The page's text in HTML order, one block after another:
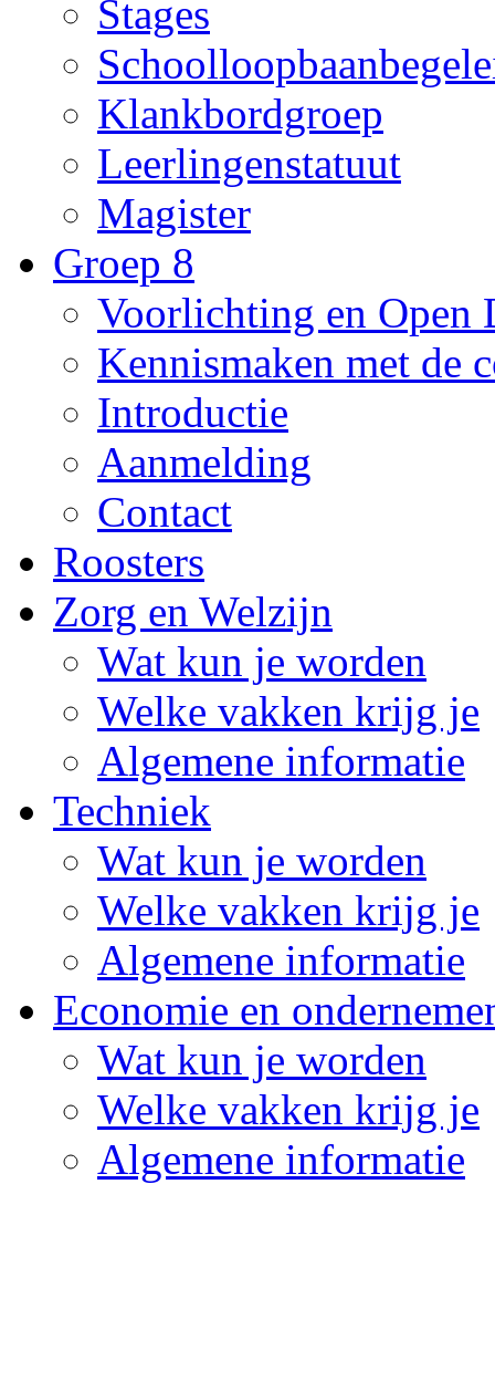
Stages
Klankbordgroep
Leerlingenstatuut
Magister
Groep 8
Voorlichting en Open
Kennismaken met de
Introductie
Aanmelding
Contact
Roosters
Zorg en Welzijn
Wat kun je worden
Welke vakken krijg je
Algemene informatie
Techniek
Wat kun je worden
Welke vakken krijg je
Algemene informatie
Economie en
Wat kun je worden
Welke vakken krijg je
Algemene informatie